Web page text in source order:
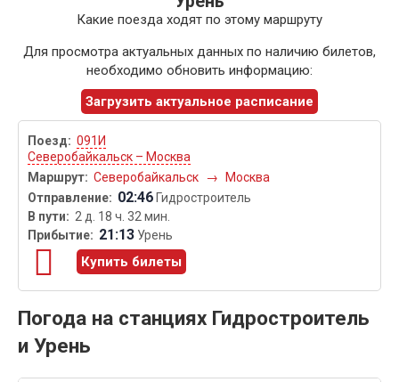
Какие поезда ходят по этому маршруту
Для просмотра актуальных данных по наличию билетов,
необходимо обновить информацию:
Загрузить актуальное расписание
091И
Северобайкальск – Москва
Северобайкальск
→ Москва
02:46 Гидростроитель
2 д. 18 ч. 32 мин.
21:13 Урень
Купить билеты
Погода на станциях Гидростроитель
и Урень